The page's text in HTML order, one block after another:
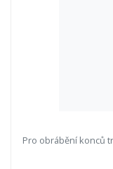
Pro obrábění konců